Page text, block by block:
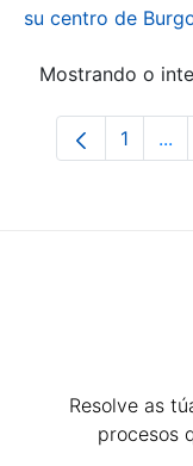
su centro de
Mostrando o
Páxina
1 ...
Resolve as
procesos